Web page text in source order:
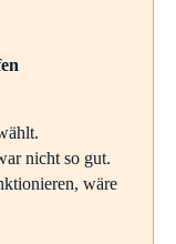
nicht so gut.
wäre